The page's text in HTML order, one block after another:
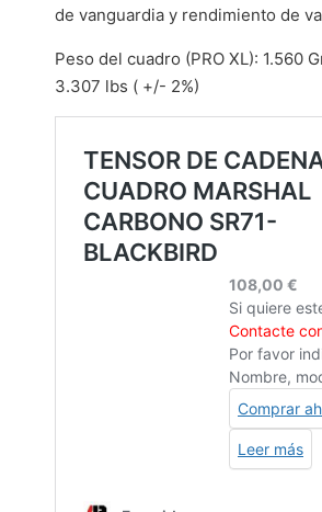
de vanguardia y rendimiento de
Peso del cuadro (PRO XL): 1.560
3.307 lbs ( +/- 2%)